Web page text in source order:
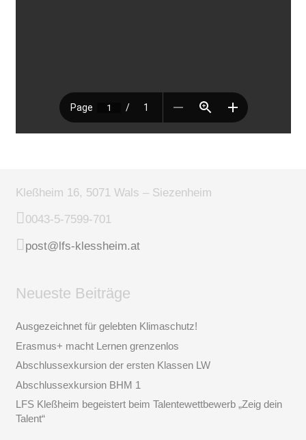
Kleßheim 16, 5071 Wals – Siezenheim
0043-5-7599-701
post@lfs-klessheim.at
Neueste Beiträge
Ausgezeichnet für gelebten Klimaschutz!
Erasmus+ macht Lernen grenzenlos
Abschlussexkursion der ersten Klassen LW
Abschlussexkursion BHM 1
LFS Kleßheim begeistert beim Talentewettbewerb „Zeig dein
Talent“